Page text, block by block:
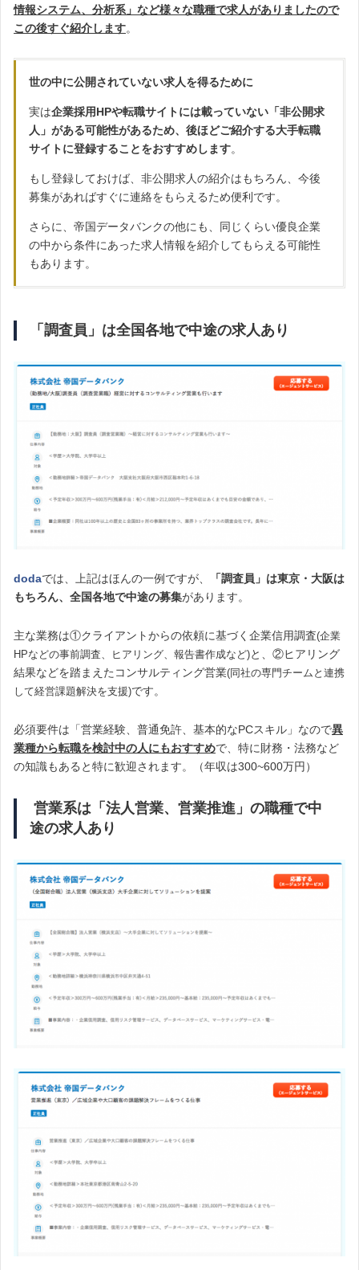
情報システム、分析系」など様々な職種で求人がありましたので
この後すぐ紹介します。
世の中に公開されていない求人を得るために
実は企業採用HPや転職サイトには載っていない「非公開求
人」がある可能性があるため、後ほどご紹介する大手転職
サイトに登録することをおすすめします。
もし登録しておけば、非公開求人の紹介はもちろん、今後
募集があればすぐに連絡をもらえるため便利です。
さらに、帝国データバンクの他にも、同じくらい優良企業
の中から条件にあった求人情報を紹介してもらえる可能性
もあります。
「調査員」は全国各地で中途の求人あり
dodaでは、上記はほんの一例ですが、
「調査員」は東京・大阪は
もちろん、全国各地で中途の募集があります。
主な業務は①クライアントからの依頼に基づく企業信用調査(企業
HPなどの事前調査、ヒアリング、報告書作成など)と、②ヒアリング
結果などを踏まえたコンサルティング営業(同社の専門チームと連携
して経営課題解決を支援)です。
必須要件は「営業経験、普通免許、基本的なPCスキル」なので異
業種から転職を検討中の人にもおすすめで、特に財務・法務など
の知識もあると特に歓迎されます。（年収は300~600万円）
営業系は「法人営業、営業推進」の職種で中
途の求人あり